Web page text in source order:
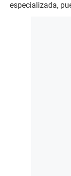
especializada,